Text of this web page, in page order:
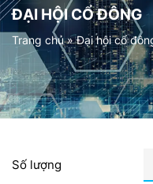
ĐẠI HỘI CỔ ĐÔNG
Trang chủ » Đại hội cổ
Số lượng